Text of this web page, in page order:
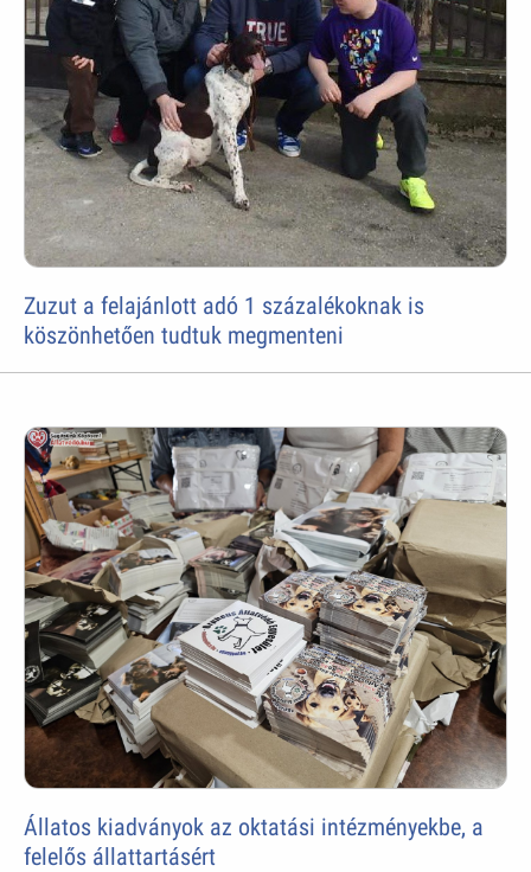
Zuzut a felajánlott adó 1 százalékoknak is
köszönhetően tudtuk megmenteni
Állatos kiadványok az oktatási intézményekbe, a
felelős állattartásért